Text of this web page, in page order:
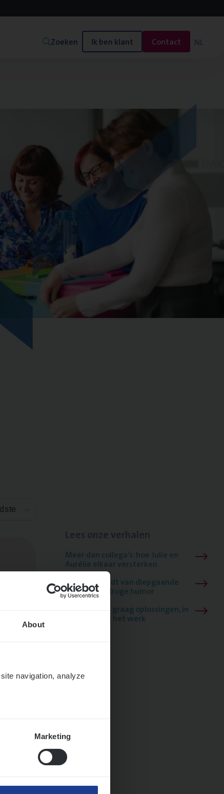
About
navigation, analyze
Marketing
Zoeken Ik ben klant Contact NL
Meer dan collega’s: hoe Julie en
Aurélie elkaar versterken
Mathias houdt van diepgaande
dossiers én droge humor
Thalia zoekt graag oplossingen, in
games én op het werk